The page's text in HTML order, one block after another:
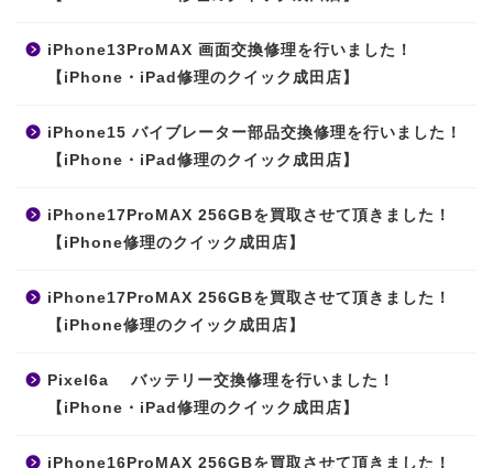
iPhone13ProMAX 画面交換修理を行いました！
【iPhone・iPad修理のクイック成田店】
iPhone15 バイブレーター部品交換修理を行いました！
【iPhone・iPad修理のクイック成田店】
iPhone17ProMAX 256GBを買取させて頂きました！
【iPhone修理のクイック成田店】
iPhone17ProMAX 256GBを買取させて頂きました！
【iPhone修理のクイック成田店】
Pixel6a バッテリー交換修理を行いました！
【iPhone・iPad修理のクイック成田店】
iPhone16ProMAX 256GBを買取させて頂きました！